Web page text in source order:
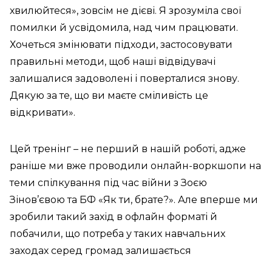
хвилюйтеся», зовсім не дієві. Я зрозуміла свої
помилки й усвідомила, над чим працювати.
Хочеться змінювати підходи, застосовувати
правильні методи, щоб наші відвідувачі
залишалися задоволені і поверталися знову.
Дякую за те, що ви маєте сміливість це
відкривати».
Цей тренінг – не перший в нашій роботі, адже
раніше ми вже проводили онлайн-воркшопи на
теми спілкування під час війни з Зоєю
Зінов’євою та БФ «Як ти, брате?». Але вперше ми
зробили такий захід в офлайн форматі й
побачили, що потреба у таких навчальних
заходах серед громад залишається